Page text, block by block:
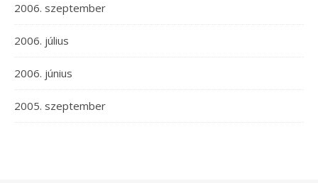
2006. szeptember
2006. július
2006. június
2005. szeptember